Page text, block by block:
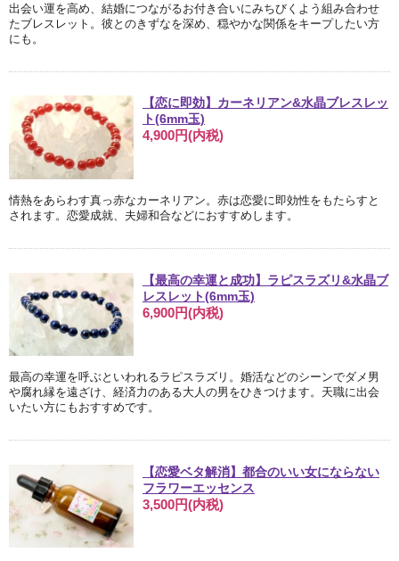
出会い運を高め、結婚につながるお付き合いにみちびくよう組み合わせ
たブレスレット。彼とのきずなを深め、穏やかな関係をキープしたい方
にも。
【恋に即効】カーネリアン&水晶ブレスレッ
ト(6mm玉)
4,900円(内税)
情熱をあらわす真っ赤なカーネリアン。赤は恋愛に即効性をもたらすと
されます。恋愛成就、夫婦和合などにおすすめします。
【最高の幸運と成功】ラピスラズリ&水晶ブ
レスレット(6mm玉)
6,900円(内税)
最高の幸運を呼ぶといわれるラピスラズリ。婚活などのシーンでダメ男
や腐れ縁を遠ざけ、経済力のある大人の男をひきつけます。天職に出会
いたい方にもおすすめです。
【恋愛ベタ解消】都合のいい女にならない
フラワーエッセンス
3,500円(内税)